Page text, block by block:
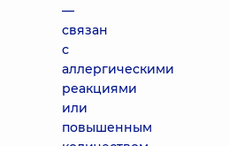
—
связан
с
аллергическими
реакциями
или
повышенным